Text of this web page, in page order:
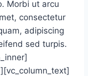
Morbi ut arcu
consectetur
adipiscing
sed turpis.